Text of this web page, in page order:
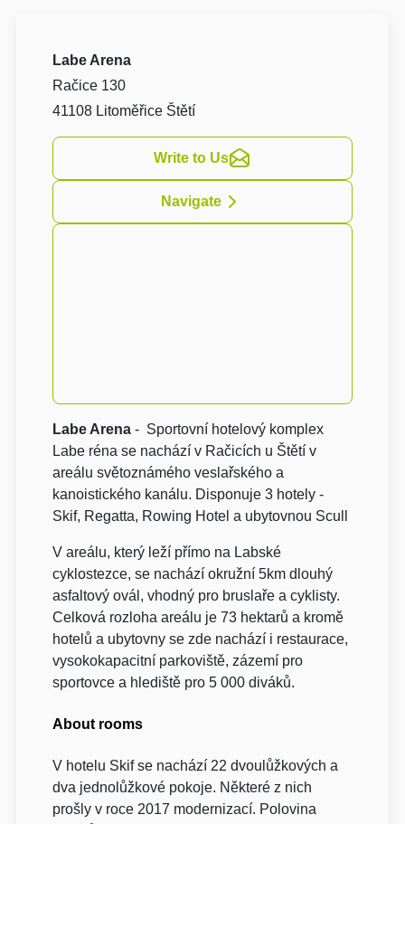
Labe Arena
Račice 130
41108 Litoměřice Štětí
Write to Us
Navigate
Labe Arena - Sportovní hotelový komplex
Labe réna se nachází v Račicích u Štětí v
areálu světoznámého veslařského a
kanoistického kanálu. Disponuje 3 hotely -
Skif, Regatta, Rowing Hotel a ubytovnou Scull
V areálu, který leží přímo na Labské
cyklostezce, se nachází okružní 5km dlouhý
asfaltový ovál, vhodný pro bruslaře a cyklisty.
Celková rozloha areálu je 73 hektarů a kromě
hotelů a ubytovny se zde nachází i restaurace,
vysokokapacitní parkoviště, zázemí pro
sportovce a hlediště pro 5 000 diváků.
About rooms
V hotelu Skif se nachází 22 dvoulůžkových a
dva jednolůžkové pokoje. Některé z nich
prošly v roce 2017 modernizací. Polovina